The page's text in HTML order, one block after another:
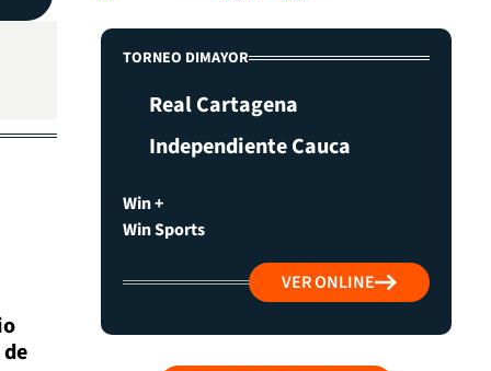
TORNEO DIMAYOR
Real Cartagena
Independiente Cauca
Win +
Win Sports
VER ONLINE